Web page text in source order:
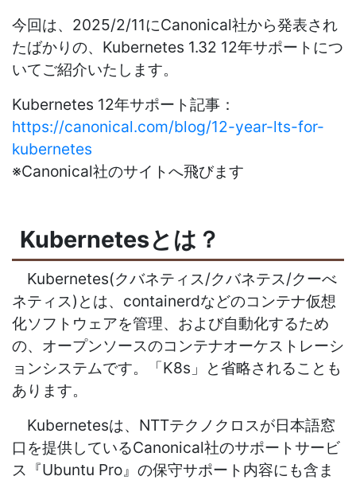
今回は、 2025/2/11にCanonical社から発表され
たばかりの、 Kubernetes 1.32 12年サポートにつ
いてご紹介いたします。
Kubernetes 12年サポート記事：
https://canonical.com/blog/12-year-lts-for-
kubernetes
※Canonical社のサイトへ飛びます
Kubernetesとは？
Kubernetes(クバネティス/クバネテス/クーべ
ネティス) とは、containerdなどのコンテナ仮想
化ソフトウェアを管理、および自動化するため
の、オープンソースのコンテナオーケストレーシ
ョンシステムです。「K8s 」と省略されることも
あります。
Kubernetesは、 NTTテクノクロスが日本語窓
口を提供しているCanonical社のサポートサービ
ス『Ubuntu Pro 』の保守サポート内容にも含ま